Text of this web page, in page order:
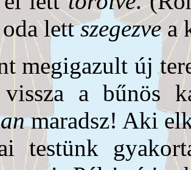
lettszegezvea
megigazult új
vissza a bűnös
maradsz! Aki
testünk